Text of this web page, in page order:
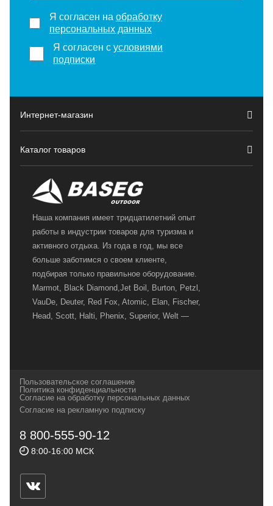
Я согласен на обработку
персональных данных
Я согласен сусловиями
подписки
Интернет-магазин
Каталог товаров
Наша компания имеет тридцатилетний опыт
работы в индустрии товаров для туризма и
активного отдыха. Из года в год, мы все
больше заботимся о своем клиенте,
подбирая только правильное оборудование.
Marmot, Black Diamond,Jet Boil, Burton, Petzl,
VauDe, Deuter, Red Fox, Atomic, Elan, Fischer,
Head, Scott, Halti, Phenix, Superior, Welt —
и взыскательных путешественников,
спортсменов и отдыхающих.
Геннадьевич
ИНН 590300057023 ОГРН 304590319000121
ул.Советская, 25, магазин Басег.
Тел./факс (342) 2101242
Пользовательское соглашение
Политика конфиденциальности
Согласие на обработку персональных данных
Согласие на рекламную подписку
8 800-555-90-12
8:00-16:00 МСК